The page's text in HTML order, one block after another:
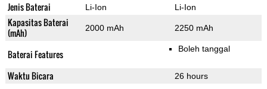
Jenis Baterai Li-Ion Li-Ion
Kapasitas Baterai
(mAh)
2000 mAh 2250 mAh
Baterai Features Boleh tanggal
Waktu Bicara 26 hours